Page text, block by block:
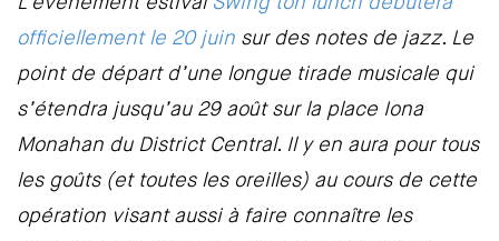
officiellement le 20 juin sur des notes de jazz. Le
point de départ d’une longue tirade musicale qui
s’étendra jusqu’au 29 août sur la place Iona
Monahan du District Central. Il y en aura pour tous
les goûts (et toutes les oreilles) au cours de cette
opération visant aussi à faire connaître les